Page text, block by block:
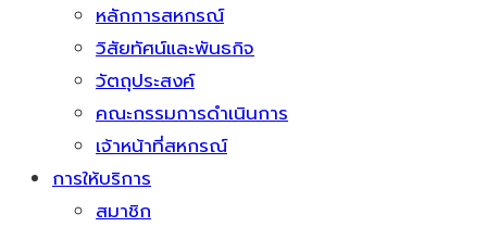
หลักการสหกรณ์
วิสัยทัศน์และพันธกิจ
วัตถุประสงค์
คณะกรรมการดำเนินการ
เจ้าหน้าที่สหกรณ์
การให้บริการ
สมาชิก